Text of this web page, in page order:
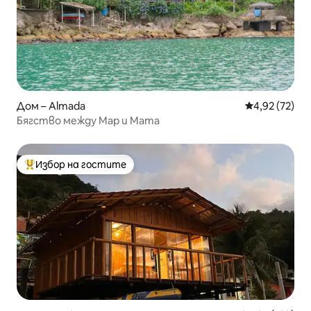
Дом – Almada Средна
4,92 (72)
Бягство между Мар и Мата
Най-популярен избор на гостите
Избор на гостите